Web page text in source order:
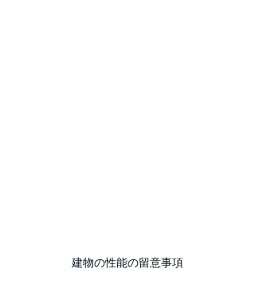
建物の性能の留意事項